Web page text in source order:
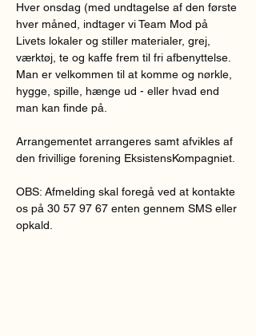
Hver onsdag (med undtagelse af den første
hver måned, indtager vi Team Mod på
Livets lokaler og stiller materialer, grej,
værktøj, te og kaffe frem til fri afbenyttelse.
Man er velkommen til at komme og nørkle,
hygge, spille, hænge ud - eller hvad end
man kan finde på.
Arrangementet arrangeres samt afvikles af
den frivillige forening EksistensKompagniet.
OBS: Afmelding skal foregå ved at kontakte
os på 30 57 97 67 enten gennem SMS eller
opkald.